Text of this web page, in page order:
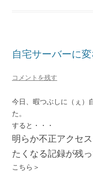
自宅サーバーに
コメントを残す
今日、暇つぶしに（ぇ）
た。
すると・・・
明らか不正アクセ
たくなる記録が残っ
こちら＞